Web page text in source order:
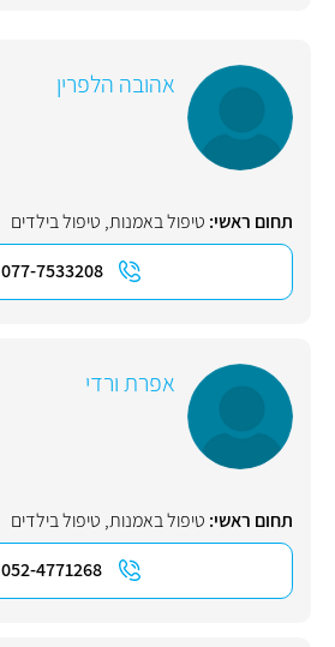
אהובה הלפרין
תחום ראשי: טיפול באמנות, טיפול בילדים
077-7533208
אפרת ורדי
תחום ראשי: טיפול באמנות, טיפול בילדים
052-4771268